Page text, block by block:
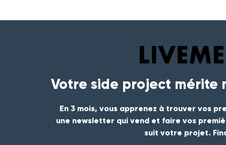
Votre side project mérite
En 3 mois, vous apprenez à trouver vos
une newsletter qui vend et faire vos
suit votre projet.